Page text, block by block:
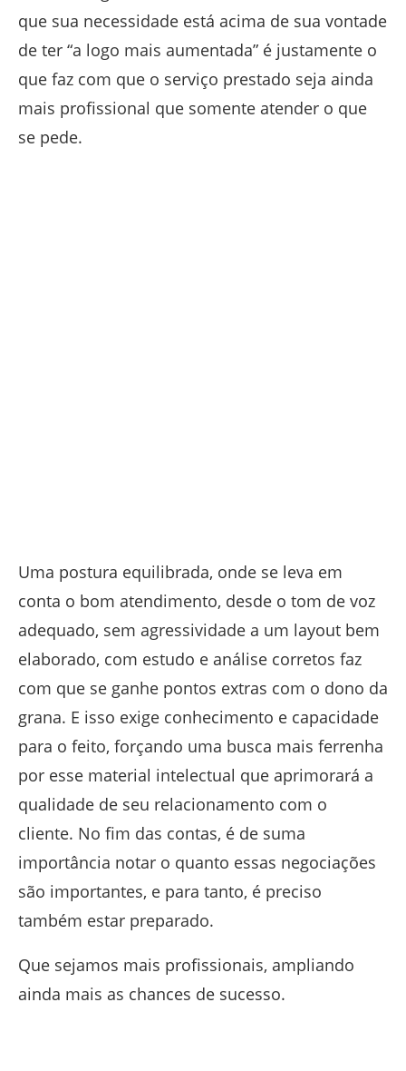
que sua necessidade está acima de sua vontade
de ter “a logo mais aumentada” é justamente o
que faz com que o serviço prestado seja ainda
mais profissional que somente atender o que
se pede.
Uma postura equilibrada, onde se leva em
conta o bom atendimento, desde o tom de voz
adequado, sem agressividade a um layout bem
elaborado, com estudo e análise corretos faz
com que se ganhe pontos extras com o dono da
grana. E isso exige conhecimento e capacidade
para o feito, forçando uma busca mais ferrenha
por esse material intelectual que aprimorará a
qualidade de seu relacionamento com o
cliente. No fim das contas, é de suma
importância notar o quanto essas negociações
são importantes, e para tanto, é preciso
também estar preparado.
Que sejamos mais profissionais, ampliando
ainda mais as chances de sucesso.